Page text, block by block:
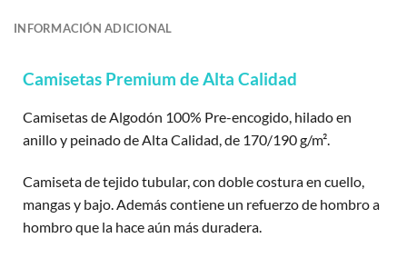
INFORMACIÓN ADICIONAL
Camisetas Premium de Alta Calidad
Camisetas de Algodón 100% Pre-encogido, hilado en
anillo y peinado de Alta Calidad, de 170/190 g/m².
Camiseta de tejido tubular, con doble costura en cuello,
mangas y bajo. Además contiene un refuerzo de hombro a
hombro que la hace aún más duradera.